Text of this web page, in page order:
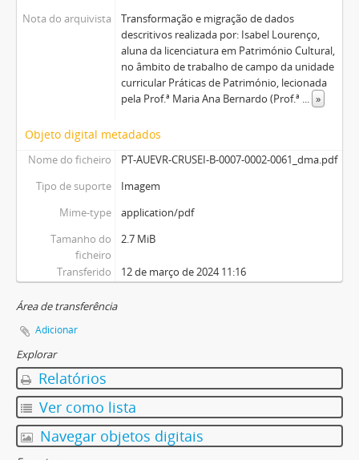
Nota do arquivista
Transformação e migração de dados
descritivos realizada por: Isabel Lourenço,
aluna da licenciatura em Património Cultural,
no âmbito de trabalho de campo da unidade
curricular Práticas de Património, lecionada
pela Prof.ª Maria Ana Bernardo (Prof.ª ... »
Objeto digital metadados
Nome do ficheiro
PT-AUEVR-CRUSEI-B-0007-0002-0061_dma.pdf
Tipo de suporte
Imagem
Mime-type
application/pdf
Tamanho do
ficheiro
2.7 MiB
Transferido 12 de março de 2024 11:16
Área de transferência
Adicionar
Explorar
Relatórios
Ver como lista
Navegar objetos digitais